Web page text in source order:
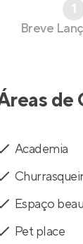
1
Breve
de
Academia
Espaço
Pet place